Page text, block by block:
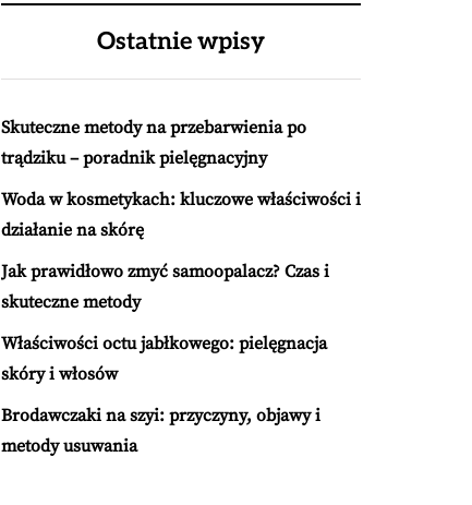
Ostatnie wpisy
Skuteczne metody na przebarwienia po
trądziku – poradnik pielęgnacyjny
Woda w kosmetykach: kluczowe właściwości i
działanie na skórę
Jak prawidłowo zmyć samoopalacz? Czas i
skuteczne metody
Właściwości octu jabłkowego: pielęgnacja
skóry i włosów
Brodawczaki na szyi: przyczyny, objawy i
metody usuwania